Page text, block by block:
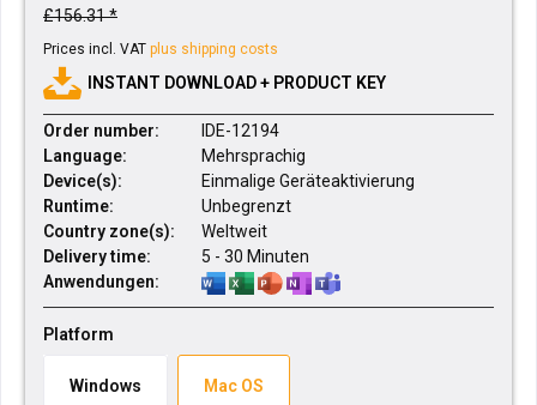
£156.31 *
Prices incl. VAT plus shipping costs
INSTANT DOWNLOAD + PRODUCT KEY
Order number:
IDE-12194
Language:
Mehrsprachig
Device(s):
Einmalige Geräteaktivierung
Runtime:
Unbegrenzt
Country zone(s):
Weltweit
Delivery time:
5 - 30 Minuten
Anwendungen:
Platform
Windows Mac OS